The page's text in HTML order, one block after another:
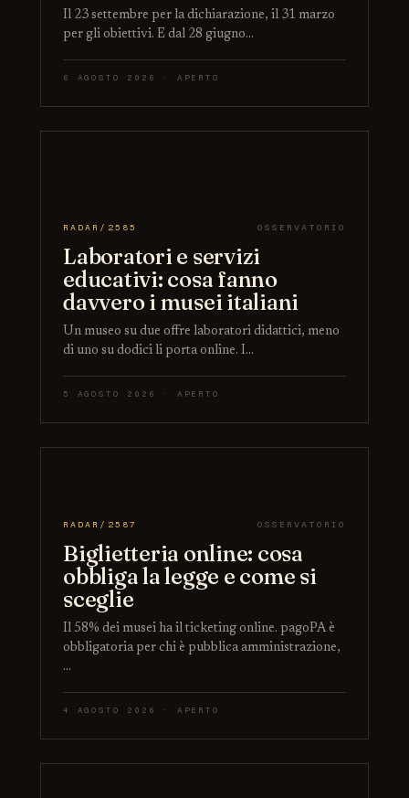
Il 23 settembre per la dichiarazione, il 31 marzo
per gli obiettivi. E dal 28 giugno…
6 AGOSTO 2026 · APERTO
RADAR/2585 OSSERVATORIO
Laboratori e servizi
educativi: cosa fanno
davvero i musei italiani
Un museo su due offre laboratori didattici, meno
di uno su dodici li porta online. I…
5 AGOSTO 2026 · APERTO
RADAR/2587 OSSERVATORIO
Biglietteria online: cosa
obbliga la legge e come si
sceglie
Il 58% dei musei ha il ticketing online. pagoPA è
obbligatoria per chi è pubblica amministrazione,
…
4 AGOSTO 2026 · APERTO